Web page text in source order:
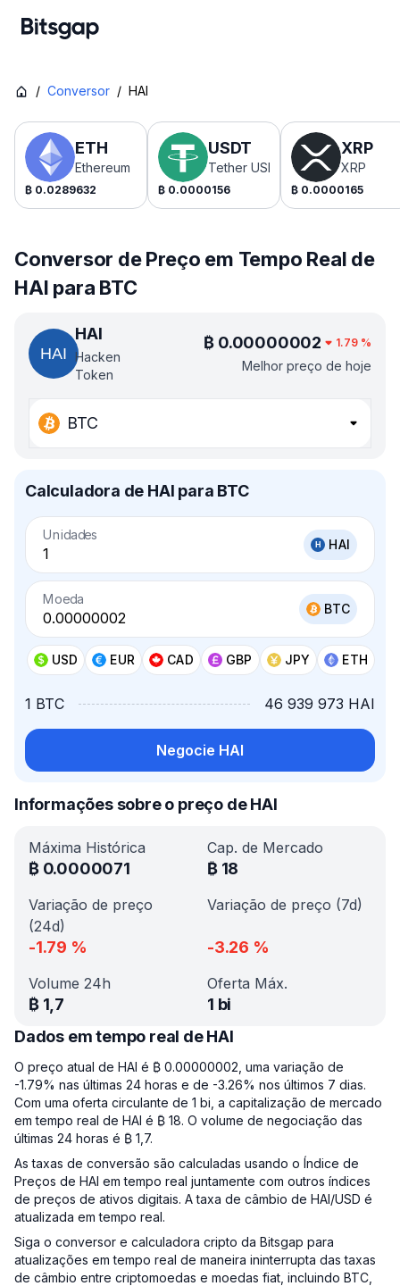
/ Conversor / HAI
ETH
Ethereum
₿ 0.0289632
USDT
Tether USDt
₿ 0.0000156
XRP
XRP
₿ 0.0000165
Conversor de Preço em Tempo Real de
HAI para BTC
HAI
Hacken
Token
₿ 0.00000002 1.79 %
Melhor preço de hoje
BTC
Calculadora de HAI para BTC
Unidades
HAI
Moeda
BTC
USD EUR CAD GBP JPY ETH
1 BTC 46 939 973 HAI
Negocie HAI
Informações sobre o preço de HAI
Máxima Histórica
₿ 0.0000071
Cap. de Mercado
₿ 18
Variação de preço
(24d)
-1.79 %
Variação de preço (7d)
-3.26 %
Volume 24h
₿ 1,7
Oferta Máx.
1 bi
Dados em tempo real de HAI
O preço atual de HAI é ₿ 0.00000002, uma variação de
-1.79% nas últimas 24 horas e de -3.26% nos últimos 7 dias.
Com uma oferta circulante de 1 bi, a capitalização de mercado
em tempo real de HAI é ₿ 18. O volume de negociação das
últimas 24 horas é ₿ 1,7.
As taxas de conversão são calculadas usando o Índice de
Preços de HAI em tempo real juntamente com outros índices
de preços de ativos digitais. A taxa de câmbio de HAI/USD é
atualizada em tempo real.
Siga o conversor e calculadora cripto da Bitsgap para
atualizações em tempo real de maneira ininterrupta das taxas
de câmbio entre criptomoedas e moedas fiat, incluindo BTC,